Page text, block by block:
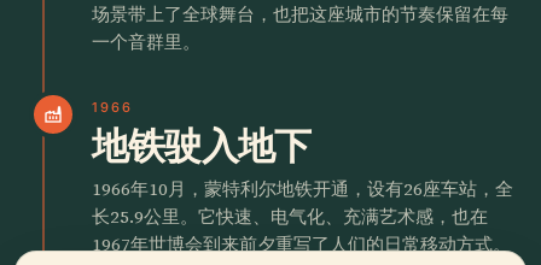
场景带上了全球舞台，也把这座城市的节奏保留在每
一个音群里。
factory 1966
地铁驶入地下
1966年10月，蒙特利尔地铁开通，设有26座车站，全
长25.9公里。它快速、电气化、充满艺术感，也在
1967年世博会到来前夕重写了人们的日常移动方式。